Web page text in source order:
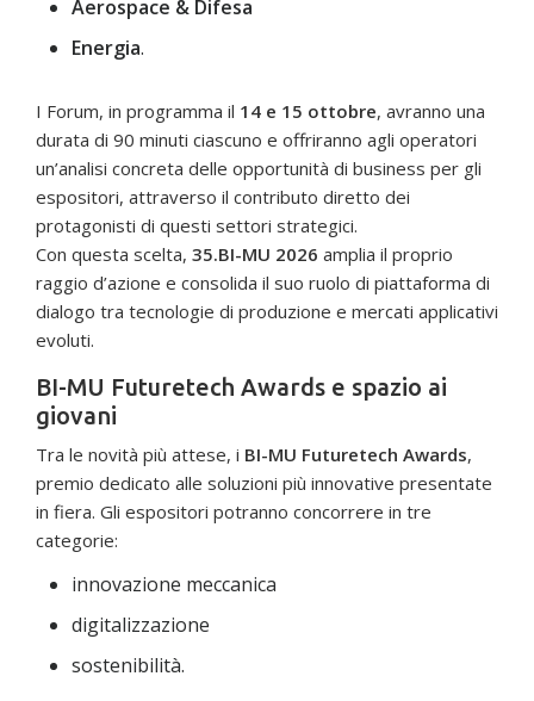
Aerospace & Difesa
Energia.
I Forum, in programma il 14 e 15 ottobre, avranno una
durata di 90 minuti ciascuno e offriranno agli operatori
un’analisi concreta delle opportunità di business per gli
espositori, attraverso il contributo diretto dei
protagonisti di questi settori strategici.
Con questa scelta, 35.BI-MU 2026 amplia il proprio
raggio d’azione e consolida il suo ruolo di piattaforma di
dialogo tra tecnologie di produzione e mercati applicativi
evoluti.
BI-MU Futuretech Awards e spazio ai
giovani
Tra le novità più attese, i BI-MU Futuretech Awards,
premio dedicato alle soluzioni più innovative presentate
in fiera. Gli espositori potranno concorrere in tre
categorie:
innovazione meccanica
digitalizzazione
sostenibilità.